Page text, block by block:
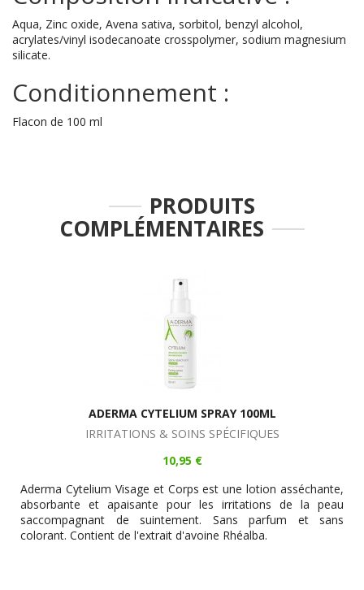
Aqua, Zinc oxide, Avena sativa, sorbitol, benzyl alcohol,
acrylates/vinyl isodecanoate crosspolymer, sodium magnesium
silicate.
Conditionnement :
Flacon de 100 ml
PRODUITS
COMPLÉMENTAIRES
ADERMA CYTELIUM SPRAY 100ML
IRRITATIONS & SOINS SPÉCIFIQUES
10,95 €
Aderma Cytelium Visage et Corps est une lotion asséchante,
absorbante et apaisante pour les irritations de la peau
saccompagnant de suintement. Sans parfum et sans
colorant. Contient de l'extrait d'avoine Rhéalba.